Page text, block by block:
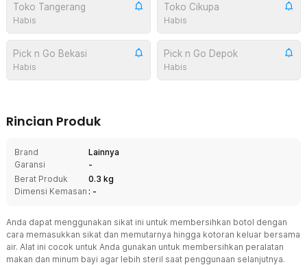
Toko Tangerang
Habis
Toko Cikupa
Habis
Pick n Go Bekasi
Habis
Pick n Go Depok
Habis
Rincian Produk
Brand
Lainnya
Garansi
-
Berat Produk
0.3 kg
Dimensi Kemasan : -
Anda dapat menggunakan sikat ini untuk membersihkan botol dengan
cara memasukkan sikat dan memutarnya hingga kotoran keluar bersama
air. Alat ini cocok untuk Anda gunakan untuk membersihkan peralatan
makan dan minum bayi agar lebih steril saat penggunaan selanjutnya.